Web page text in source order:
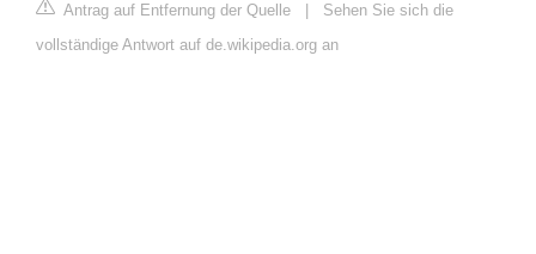
Antrag auf Entfernung der Quelle
Sehen Sie sich die
vollständige Antwort auf de.wikipedia.org an